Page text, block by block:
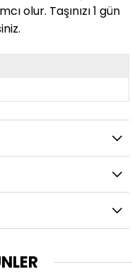
olur. Taşınızı 1 gün